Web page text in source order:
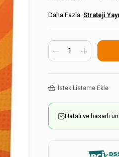
Strateji
İstek Listeme Ekle
Hatalı ve hasarlı